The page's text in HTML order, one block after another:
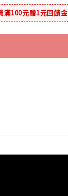
滿100元贈1元回饋金